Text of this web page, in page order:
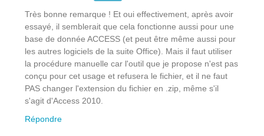
Très bonne remarque ! Et oui effectivement, après avoir
essayé, il semblerait que cela fonctionne aussi pour une
base de donnée ACCESS (et peut être même aussi pour
les autres logiciels de la suite Office). Mais il faut utiliser
la procédure manuelle car l'outil que je propose n'est pas
conçu pour cet usage et refusera le fichier, et il ne faut
PAS changer l'extension du fichier en .zip, même s'il
s'agit d'Access 2010.
Répondre